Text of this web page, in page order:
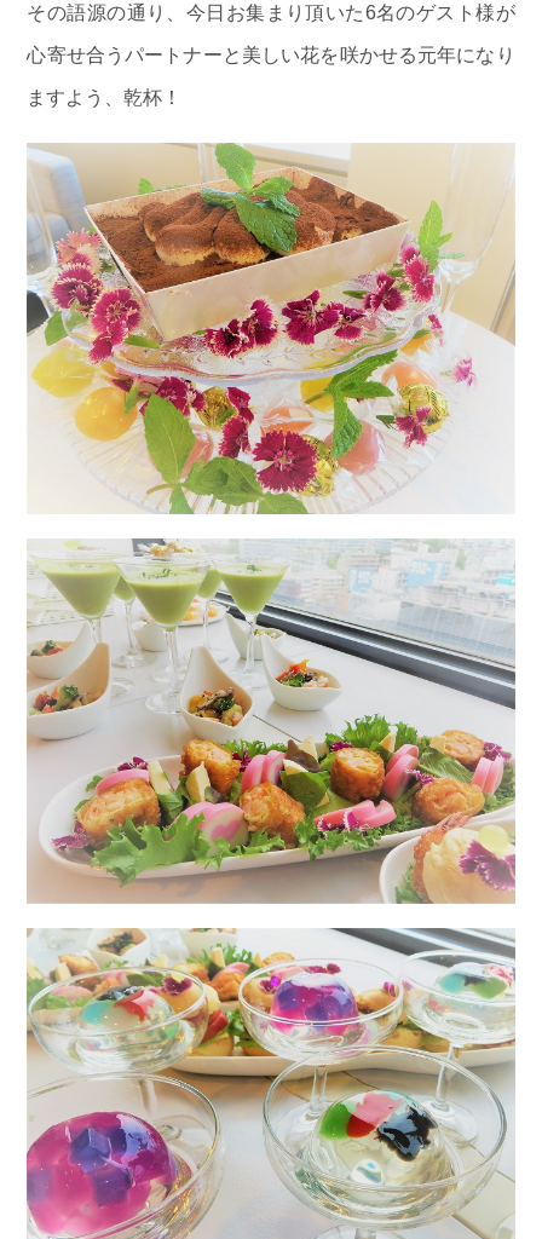
その語源の通り、今日お集まり頂いた6名のゲスト様が
心寄せ合うパートナーと美しい花を咲かせる元年になり
ますよう、乾杯！